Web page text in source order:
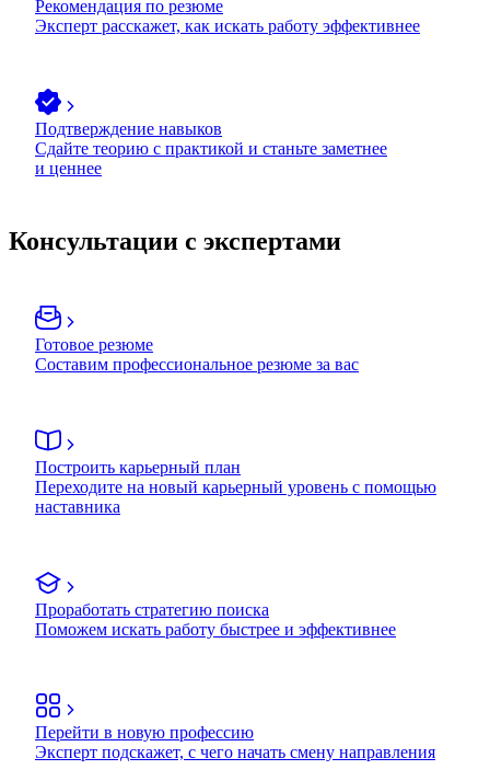
Рекомендация по резюме
Эксперт расскажет, как искать работу эффективнее
Подтверждение навыков
Сдайте теорию с практикой и станьте заметнее
и ценнее
Консультации с экспертами
Готовое резюме
Составим профессиональное резюме за вас
Построить карьерный план
Переходите на новый карьерный уровень с помощью
наставника
Проработать стратегию поиска
Поможем искать работу быстрее и эффективнее
Перейти в новую профессию
Эксперт подскажет, с чего начать смену направления